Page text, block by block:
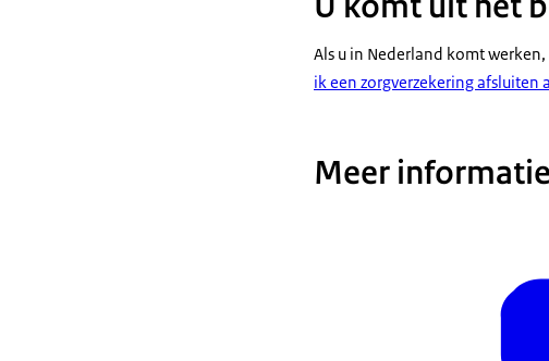
Als u in Nederland komt
ik een zorgverzekering afsluiten
Meer informatie